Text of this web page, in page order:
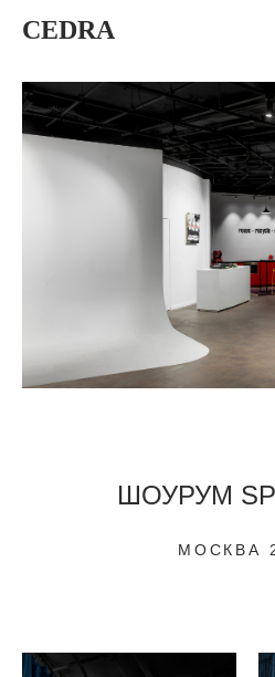
CEDRA
ШОУРУМ
МОСКВА